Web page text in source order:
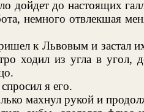
дойдет до настоящих
немного отвлекшая
к Львовым и застал
ходил из угла в угол,
я его.
махнул рукой и